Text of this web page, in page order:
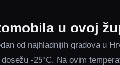
u ovoj
od najhladnijih gradova u
-25°C. Na ovim